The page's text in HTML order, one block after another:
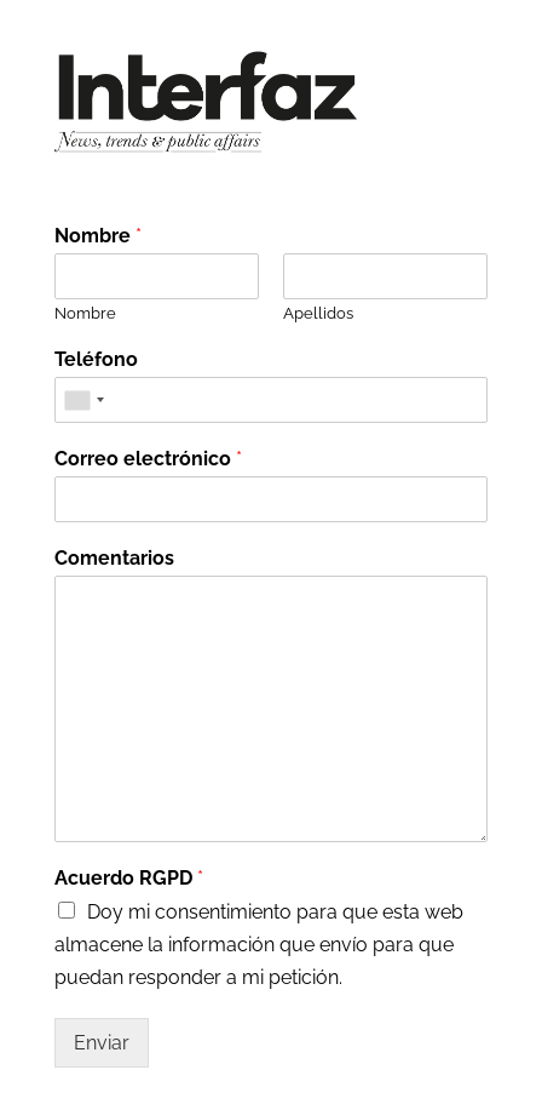
Nombre *
Nombre Apellidos
Teléfono
Correo electrónico *
Comentarios
Acuerdo RGPD *
Doy mi consentimiento para que esta web
almacene la información que envío para que
puedan responder a mi petición.
Enviar